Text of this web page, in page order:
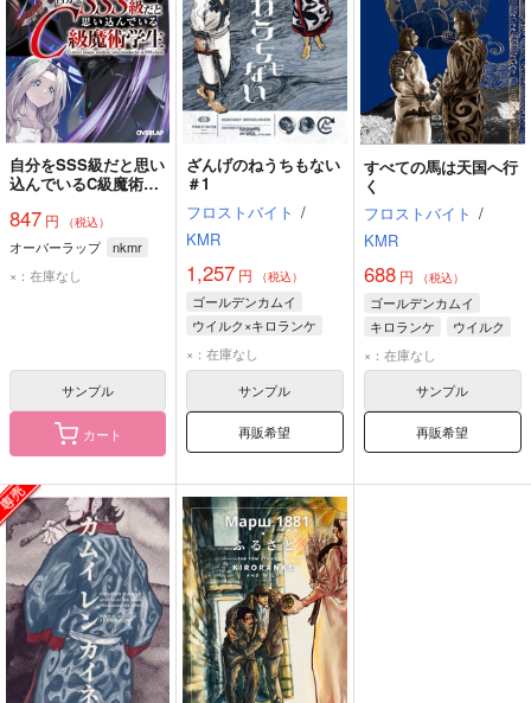
自分をSSS級だと思い
込んでいるC級魔術学
847 円 （税込）
オーバーラップ
nkmr
×：在庫なし
サンプル
カート
ざんげのねうちもない
＃1
フロストバイト /
KMR
1,257 円 （税込）
ゴールデンカムイ
ウイルク×キロランケ
キロランケ
×：在庫なし
サンプル
再販希望
すべての馬は天国へ行
く
フロストバイト /
KMR
688円 （税込）
ゴールデンカムイ
キロランケ
ウイルク
×：在庫なし
サンプル
再販希望